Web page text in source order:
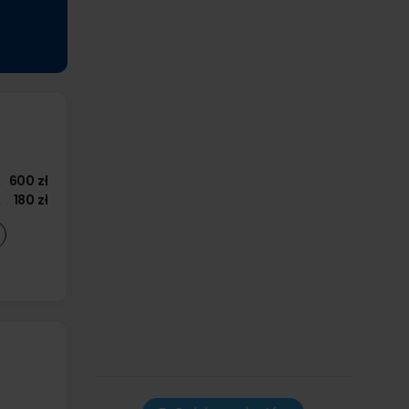
600 zł
180 zł